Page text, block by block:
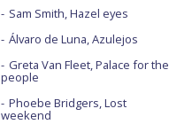
Sam Smith, Hazel eyes
Álvaro de Luna, Azulejos
Greta Van Fleet, Palace for the
people
Phoebe Bridgers, Lost
weekend